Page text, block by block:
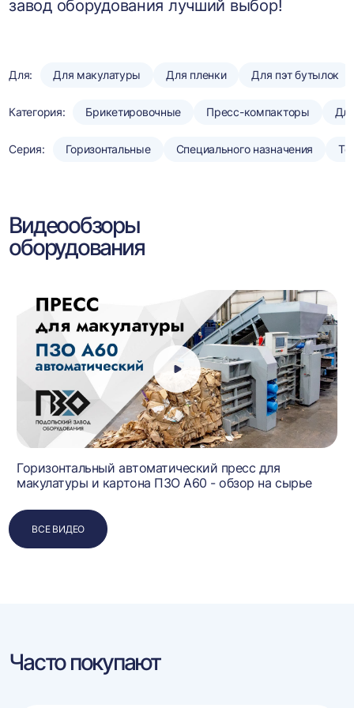
завод оборудования лучший выбор!
Для: Для макулатуры Для пленки Для пэт бутылок
Категория: Брикетировочные Пресс-компакторы
Серия: Горизонтальные Специального назначения
Видеообзоры
оборудования
Горизонтальный автоматический пресс для
макулатуры и картона ПЗО А60 - обзор на сырье
ВСЕ ВИДЕО
Часто покупают